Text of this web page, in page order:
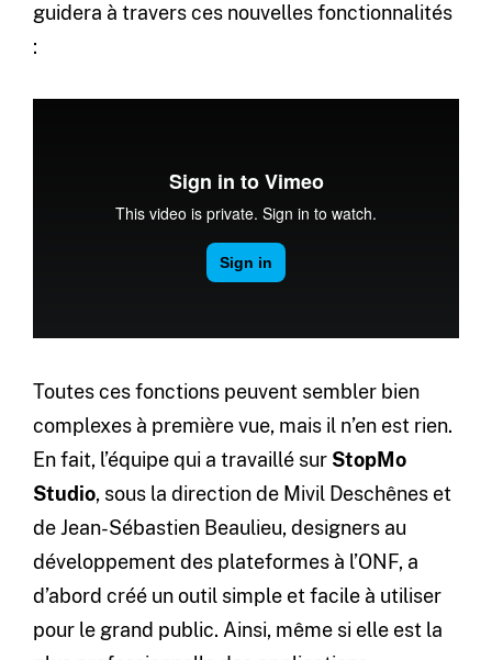
guidera à travers ces nouvelles fonctionnalités
:
Toutes ces fonctions peuvent sembler bien
complexes à première vue, mais il n’en est rien.
En fait, l’équipe qui a travaillé sur StopMo
Studio, sous la direction de Mivil Deschênes et
de Jean-Sébastien Beaulieu, designers au
développement des plateformes à l’ONF, a
d’abord créé un outil simple et facile à utiliser
pour le grand public. Ainsi, même si elle est la